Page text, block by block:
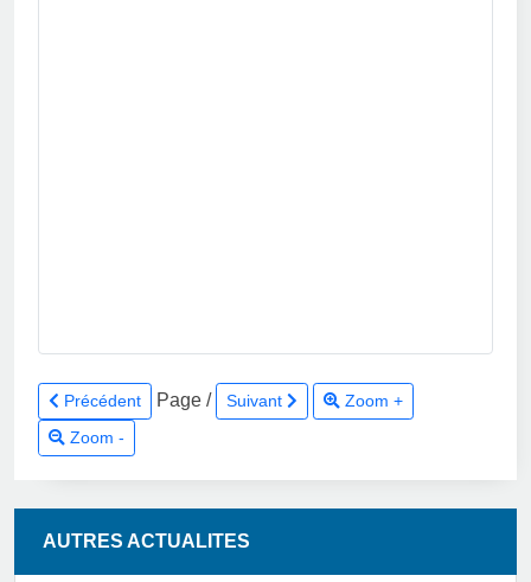
Précédent Page / Suivant
Zoom +
Zoom -
AUTRES ACTUALITES